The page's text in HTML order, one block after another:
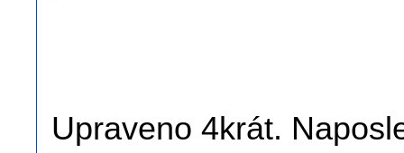
Upraveno 4krát.